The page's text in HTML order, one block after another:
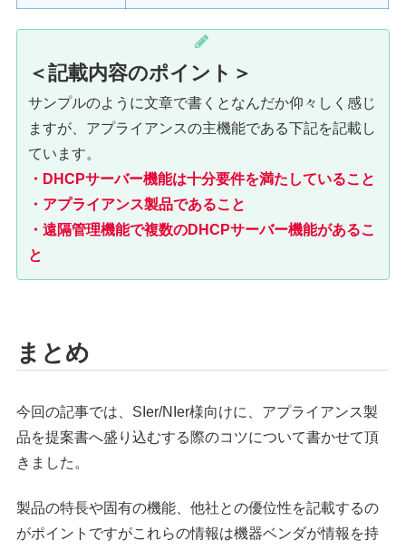
＜記載内容のポイント＞
サンプルのように文章で書くとなんだか仰々しく感じ
ますが、アプライアンスの主機能である下記を記載し
ています。
・DHCPサーバー機能は十分要件を満たしていること
・アプライアンス製品であること
・遠隔管理機能で複数のDHCPサーバー機能があるこ
と
まとめ
今回の記事では、SIer/NIer様向けに、アプライアンス製
品を提案書へ盛り込むする際のコツについて書かせて頂
きました。
製品の特長や固有の機能、他社との優位性を記載するの
がポイントですがこれらの情報は機器ベンダが情報を持